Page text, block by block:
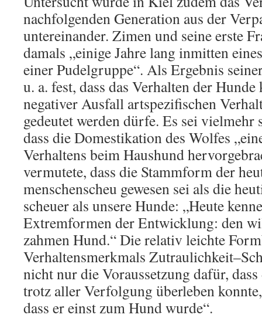
nachfolgenden Generation aus der
untereinander. Zimen und seine erste
damals „einige Jahre lang inmitten
einer Pudelgruppe“. Als Ergebnis
u. a. fest, dass das Verhalten der
negativer Ausfall artspezifischen
gedeutet werden dürfe. Es sei vielmehr
dass die Domestikation des Wolfes
Verhaltens beim Haushund
vermutete, dass die Stammform der
menschenscheu gewesen sei als die
scheuer als unsere Hunde: „Heute
Extremformen der Entwicklung: den
zahmen Hund.“ Die relativ leichte
Verhaltensmerkmals
nicht nur die Voraussetzung dafür,
trotz aller Verfolgung überleben
dass er einst zum Hund wurde“.